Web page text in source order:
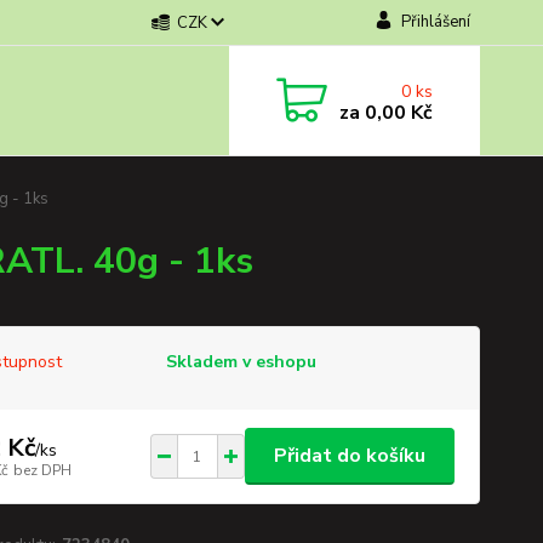
CZK Přihlášení
0ks
za 0,00 Kč
- 1ks
40g - 1ks
Skladem v eshopu
Kč/ks
bez DPH
Přidat do košíku